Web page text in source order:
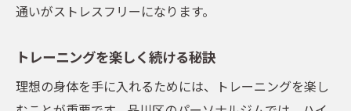
通いがストレスフリーになります。
トレーニングを楽しく続ける秘訣
理想の身体を手に入れるためには、トレーニングを楽し